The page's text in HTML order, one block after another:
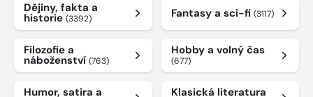
Dějiny, fakta a
historie (3392) Fantasy a sci-fi (3117)
Filozofie a
náboženství (763)
Hobby a volný čas
(677)
Humor, satira a Klasická literatura